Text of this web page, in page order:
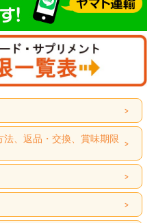
、返品・交換、賞味期限